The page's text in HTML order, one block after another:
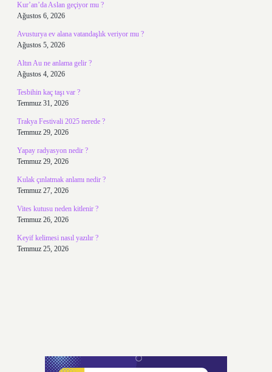
Kur’an’da Aslan geçiyor mu ?
Ağustos 6, 2026
Avusturya ev alana vatandaşlık veriyor mu ?
Ağustos 5, 2026
Altın Au ne anlama gelir ?
Ağustos 4, 2026
Tesbihin kaç taşı var ?
Temmuz 31, 2026
Trakya Festivali 2025 nerede ?
Temmuz 29, 2026
Yapay radyasyon nedir ?
Temmuz 29, 2026
Kulak çınlatmak anlamı nedir ?
Temmuz 27, 2026
Vites kutusu neden kitlenir ?
Temmuz 26, 2026
Keyif kelimesi nasıl yazılır ?
Temmuz 25, 2026